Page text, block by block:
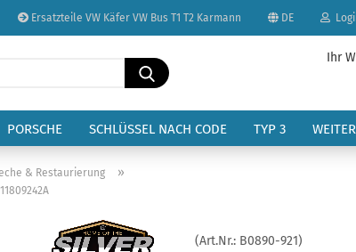
Ersatzteile VW Käfer VW Bus T1 T2 Karmann DE
Sprache auswählen
Lieferland
Suche...
Ihr
PORSCHE SCHLÜSSEL NACH CODE TYP 3
& Restaurierung »
(Art.Nr.: B0890-921)